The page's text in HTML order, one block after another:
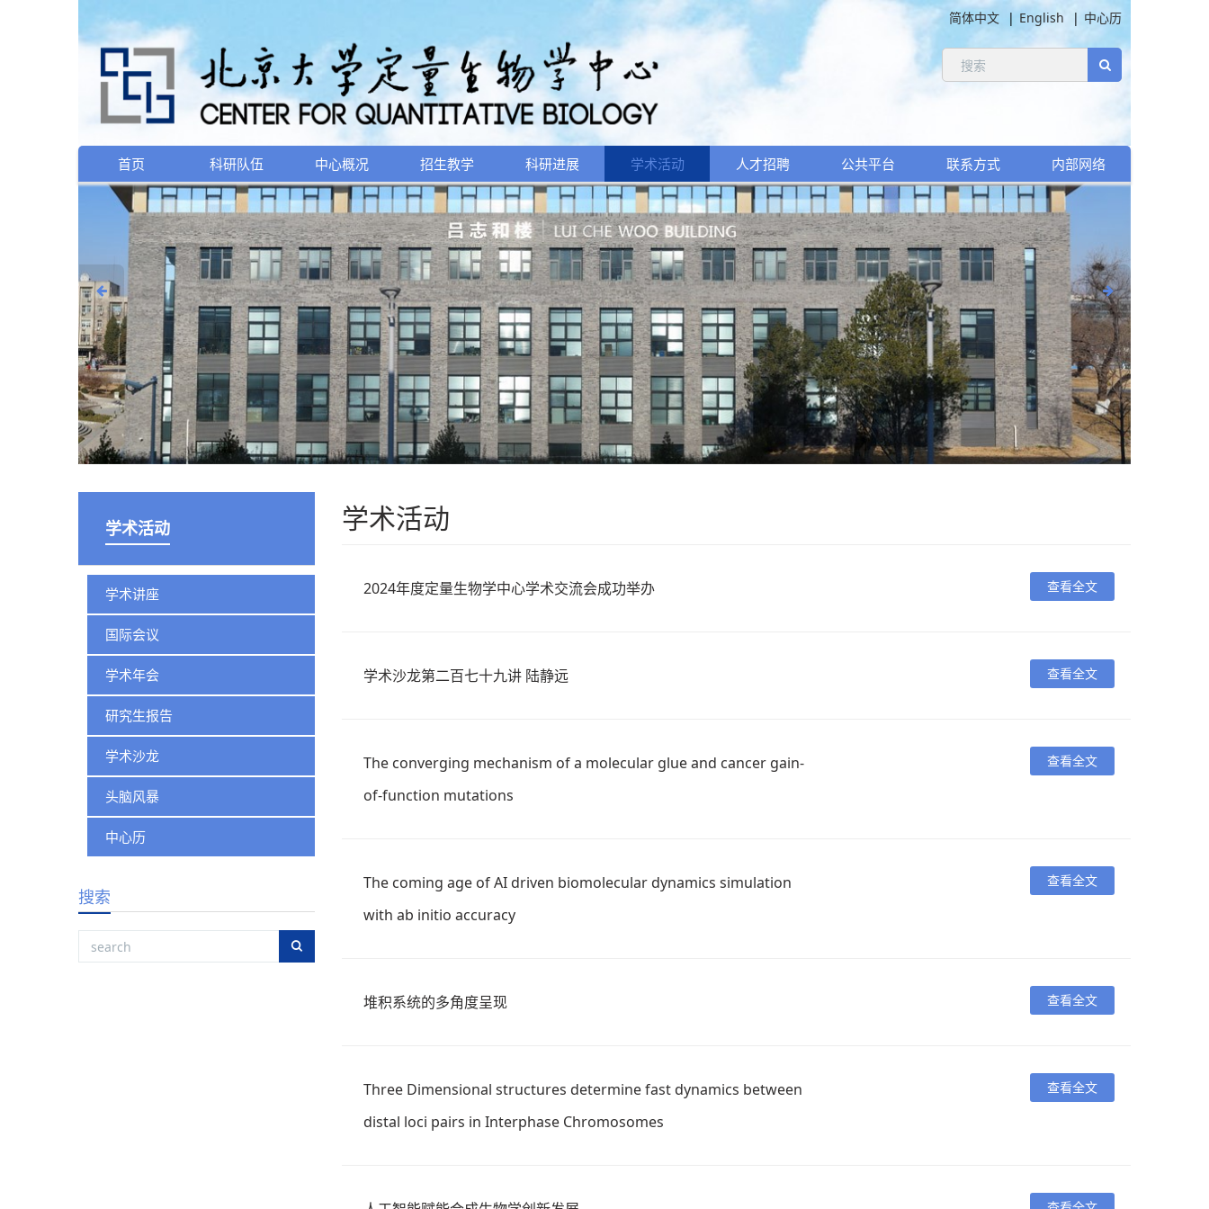
简体中文 English 中心历
首页 科研队伍 中心概况 招生教学 科研进展 学术活动 人才招聘 公共平台 联系方式 内部网络
学术活动
2024年度定量生物学中心学术交流会成功举办 查看全文
学术沙龙第二百七十九讲 陆静远 查看全文
The converging mechanism of a molecular glue and cancer gain-
of-function mutations
查看全文
The coming age of AI driven biomolecular dynamics simulation
with ab initio accuracy
查看全文
堆积系统的多角度呈现 查看全文
Three Dimensional structures determine fast dynamics between
distal loci pairs in Interphase Chromosomes
查看全文
学术活动
学术讲座
国际会议
学术年会
研究生报告
学术沙龙
头脑风暴
中心历
搜索